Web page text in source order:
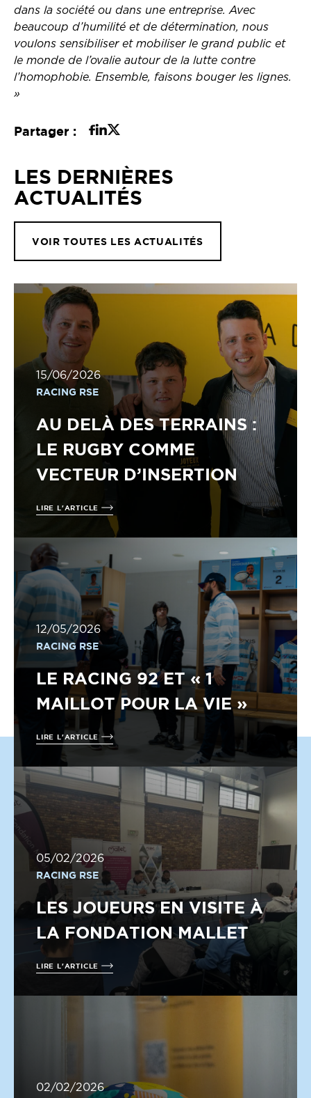
dans la société ou dans une entreprise. Avec
beaucoup d’humilité et de détermination, nous
voulons sensibiliser et mobiliser le grand public et
le monde de l’ovalie autour de la lutte contre
l’homophobie. Ensemble, faisons bouger les lignes.
»
Partager :
LES DERNIÈRES
ACTUALITÉS
VOIR TOUTES LES ACTUALITÉS
15/06/2026
RACING RSE
AU DELÀ DES TERRAINS :
LE RUGBY COMME
VECTEUR D’INSERTION
LIRE L'ARTICLE
12/05/2026
RACING RSE
LE RACING 92 ET « 1
MAILLOT POUR LA VIE »
LIRE L'ARTICLE
05/02/2026
RACING RSE
LES JOUEURS EN VISITE À
LA FONDATION MALLET
LIRE L'ARTICLE
02/02/2026